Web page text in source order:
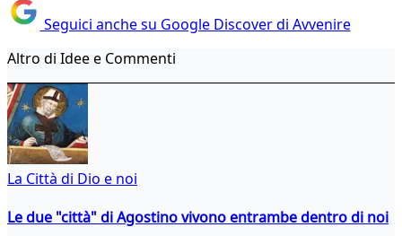
Seguici anche su Google Discover di Avvenire
Altro di Idee e Commenti
La Città di Dio e noi
Le due "città" di Agostino vivono entrambe dentro di noi